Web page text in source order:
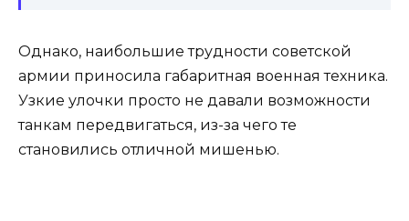
Однако, наибольшие трудности советской
армии приносила габаритная военная техника.
Узкие улочки просто не давали возможности
танкам передвигаться, из-за чего те
становились отличной мишенью.